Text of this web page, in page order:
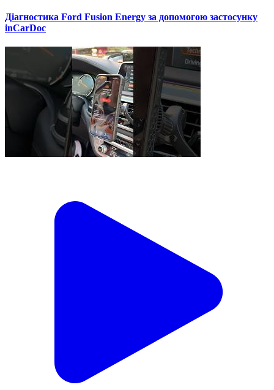
Діагностика Ford Fusion Energy за допомогою застосунку
inCarDoc